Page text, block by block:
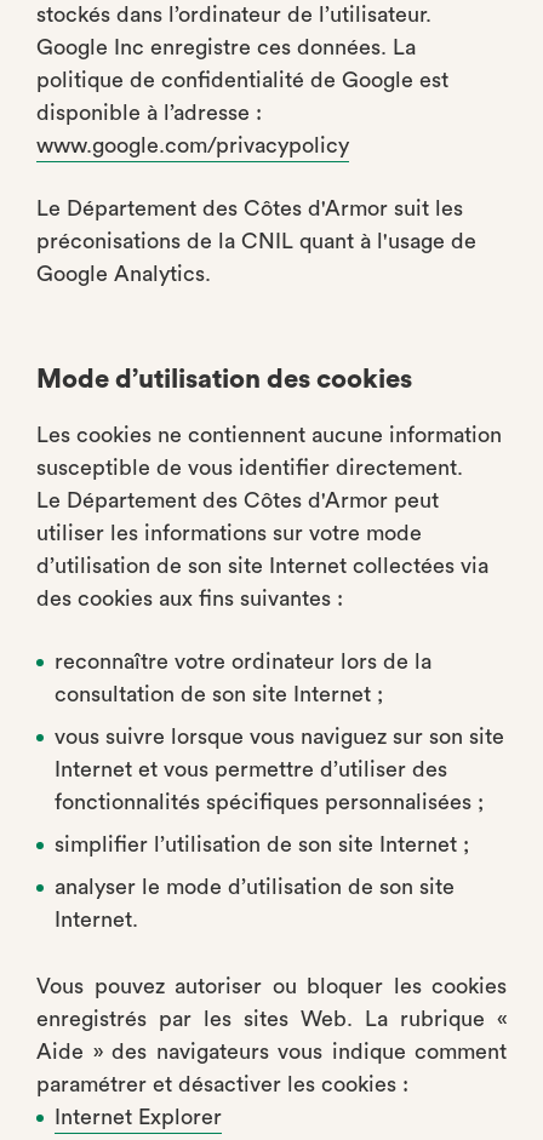
stockés dans l’ordinateur de l’utilisateur.
Google Inc enregistre ces données. La
politique de confidentialité de Google est
disponible à l’adresse :
www.google.com/privacypolicy
Le Département des Côtes d'Armor suit les
préconisations de la CNIL quant à l'usage de
Google Analytics.
Mode d’utilisation des cookies
Les cookies ne contiennent aucune information
susceptible de vous identifier directement.
Le Département des Côtes d'Armor peut
utiliser les informations sur votre mode
d’utilisation de son site Internet collectées via
des cookies aux fins suivantes :
reconnaître votre ordinateur lors de la
consultation de son site Internet ;
vous suivre lorsque vous naviguez sur son site
Internet et vous permettre d’utiliser des
fonctionnalités spécifiques personnalisées ;
simplifier l’utilisation de son site Internet ;
analyser le mode d’utilisation de son site
Internet.
Vous pouvez autoriser ou bloquer les cookies
enregistrés par les sites Web. La rubrique «
Aide » des navigateurs vous indique comment
paramétrer et désactiver les cookies :
Internet Explorer